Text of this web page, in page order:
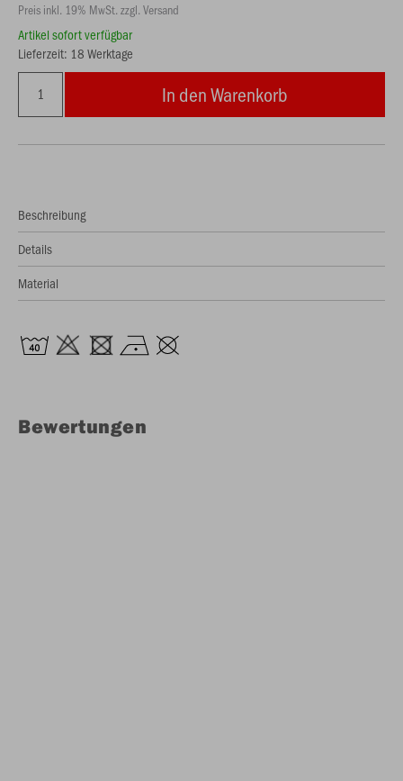
Preis inkl. 19% MwSt. zzgl. Versand
Artikel sofort verfügbar
Lieferzeit: 18 Werktage
In den Warenkorb
Beschreibung
Details
Material
Bewertungen